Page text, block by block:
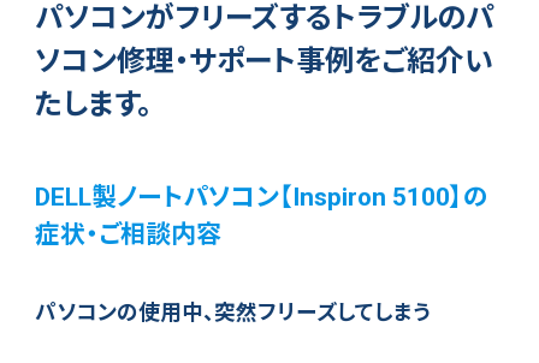
パソコンがフリーズするトラブルのパ
ソコン修理・サポート事例をご紹介い
たします。
DELL製ノートパソコン【Inspiron 5100】の
症状・ご相談内容
パソコンの使用中、突然フリーズしてしまう